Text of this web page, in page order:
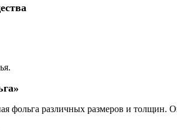
фольга различных размеров и толщин.